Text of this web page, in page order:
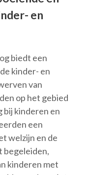
en
biedt een
kinder- en
van
op het gebied
bij kinderen en
een
welzijn en de
begeleiden,
kinderen met